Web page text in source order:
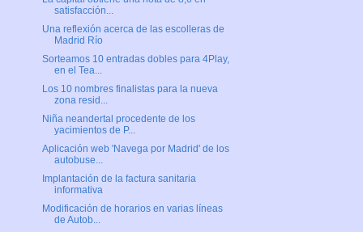
satisfacción...
Una reflexión acerca de las escolleras de
Madrid Río
Sorteamos 10 entradas dobles para 4Play,
en el Tea...
Los 10 nombres finalistas para la nueva
zona resid...
Niña neandertal procedente de los
yacimientos de P...
Aplicación web 'Navega por Madrid' de los
autobuse...
Implantación de la factura sanitaria
informativa
Modificación de horarios en varias líneas
de Autob...